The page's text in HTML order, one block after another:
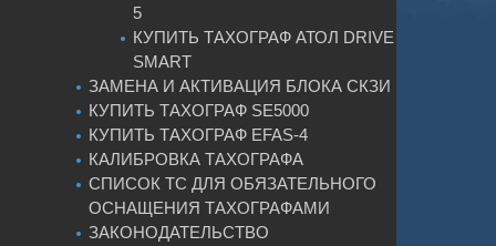
5
КУПИТЬ ТАХОГРАФ АТОЛ DRIVE
SMART
ЗАМЕНА И АКТИВАЦИЯ БЛОКА СКЗИ
КУПИТЬ ТАХОГРАФ SE5000
КУПИТЬ ТАХОГРАФ EFAS-4
КАЛИБРОВКА ТАХОГРАФА
СПИСОК ТС ДЛЯ ОБЯЗАТЕЛЬНОГО
ОСНАЩЕНИЯ ТАХОГРАФАМИ
ЗАКОНОДАТЕЛЬСТВО